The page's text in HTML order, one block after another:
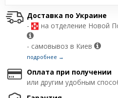
Доставка по Украине
-
на отделение Новой
- самовывоз в Киев
подробнее →
Оплата при получении
или другим удобным